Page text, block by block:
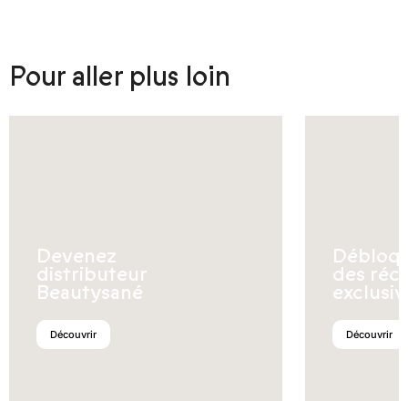
Pour aller plus loin
Devenez
distributeur
Beautysané
Découvrir
des
Découvrir